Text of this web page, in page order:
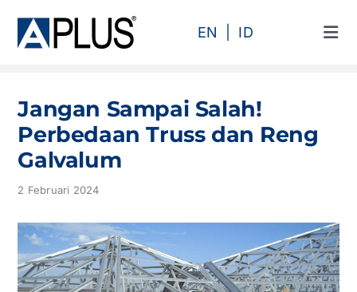
content
EN ID
Area
Kategori
Profil
Proyek
Jangan Sampai Salah!
Perbedaan Truss dan Reng
Galvalum
2 Februari 2024